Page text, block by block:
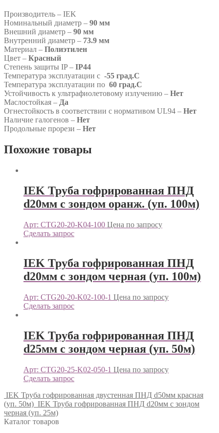
Производитель – IEK
Номинальный диаметр – 90 мм
Внешний диаметр – 90 мм
Внутренний диаметр – 73.9 мм
Материал – Полиэтилен
Цвет – Красный
Степень защиты IP – IP44
Температура эксплуатации с -55 град.C
Температура эксплуатации по 60 град.C
Устойчивость к ультрафиолетовому излучению – Нет
Маслостойкая – Да
Огнестойкость в соответствии с нормативом UL94 – Нет
Наличие галогенов – Нет
Продольные прорези – Нет
Похожие товары
IEK Труба гофрированная ПНД
d20мм с зондом оранж. (уп. 100м)
Арт: CTG20-20-K04-100 Цена по запросу
Сделать запрос
IEK Труба гофрированная ПНД
d20мм с зондом черная (уп. 100м)
Арт: CTG20-20-K02-100-1 Цена по запросу
Сделать запрос
IEK Труба гофрированная ПНД
d25мм с зондом черная (уп. 50м)
Арт: CTG20-25-K02-050-1 Цена по запросу
Сделать запрос
IEK Труба гофрированная двустенная ПНД d50мм красная
(уп. 50м) IEK Труба гофрированная ПНД d20мм с зондом
черная (уп. 25м)
Каталог товаров